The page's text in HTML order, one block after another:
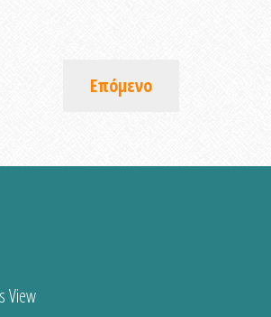
Επόμενο